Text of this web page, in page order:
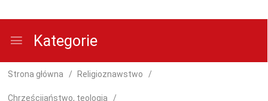
Kategorie
Strona główna Religioznawstwo
Chrześcijaństwo, teologia